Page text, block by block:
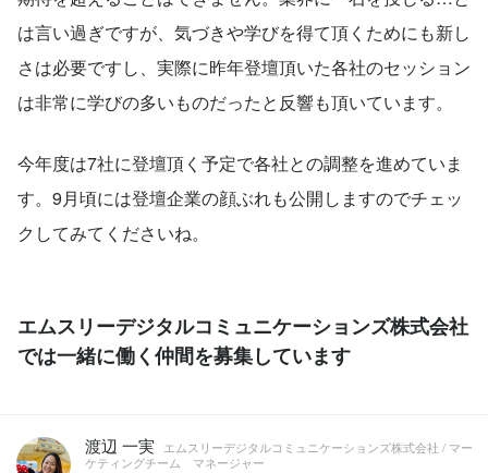
は言い過ぎですが、気づきや学びを得て頂くためにも新し
さは必要ですし、実際に昨年登壇頂いた各社のセッション
は非常に学びの多いものだったと反響も頂いています。
今年度は7社に登壇頂く予定で各社との調整を進めていま
す。9月頃には登壇企業の顔ぶれも公開しますのでチェッ
クしてみてくださいね。
エムスリーデジタルコミュニケーションズ株式会社
では一緒に働く仲間を募集しています
渡辺 一実
エムスリーデジタルコミュニケーションズ株式会社 / マー
ケティングチーム マネージャー